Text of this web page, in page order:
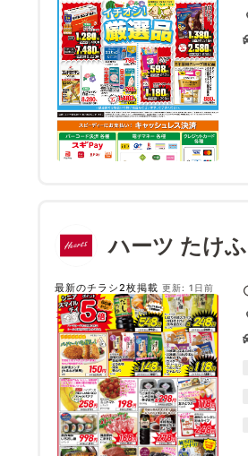
ハーツ たけふ
最新のチラシ2枚掲載 更新: 1日前